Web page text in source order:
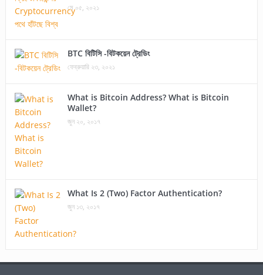
মে ০৫, ২০২১
BTC বিটিসি -বিটকয়েন ট্রেডিং
ফেব্রুয়ারি ২৩, ২০২১
What is Bitcoin Address? What is Bitcoin
Wallet?
জুন ২০, ২০১৭
What Is 2 (Two) Factor Authentication?
জুন ১৩, ২০১৭